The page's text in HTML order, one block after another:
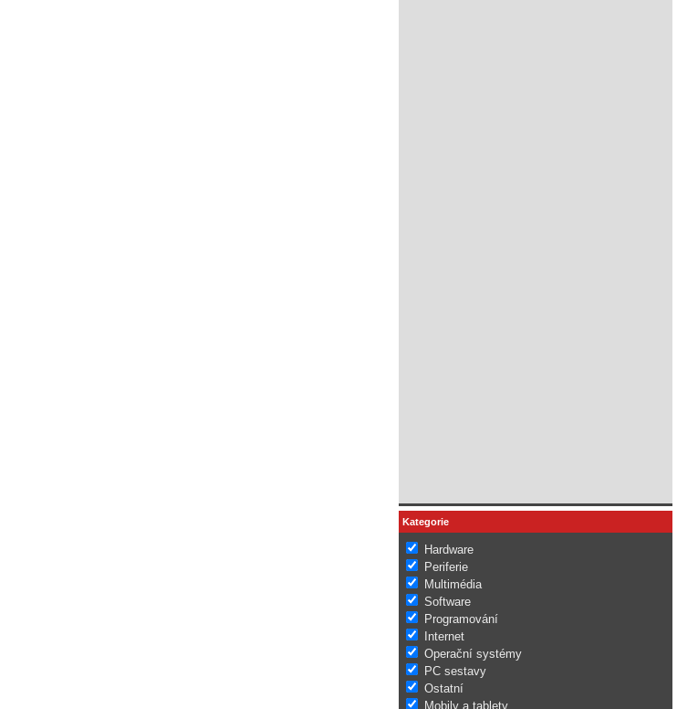
Kategorie
Hardware
Periferie
Multimédia
Software
Programování
Internet
Operační systémy
PC sestavy
Ostatní
Mobily a tablety